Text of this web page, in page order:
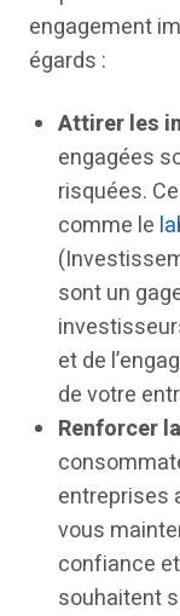
engagement
égards :
Attirer les
engagées
risquées.
comme le
sont un
et de
de votre
Renforcer
entreprises
vous
confiance
souhaitent